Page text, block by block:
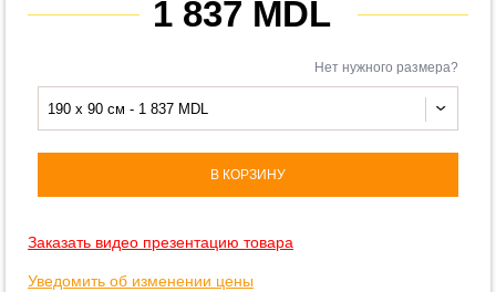
1 837 MDL
Нет нужного размера?
190 x 90 см - 1 837 MDL
В КОРЗИНУ
Заказать видео презентацию товара
Уведомить об изменении цены